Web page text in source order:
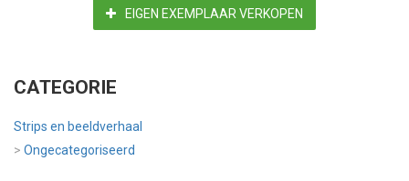
EIGEN EXEMPLAAR VERKOPEN
CATEGORIE
Strips en beeldverhaal
> Ongecategoriseerd